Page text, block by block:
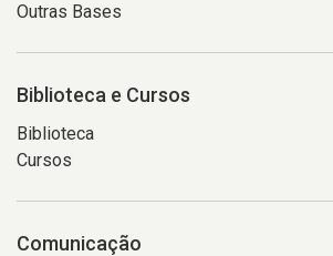
Outras Bases
Biblioteca e Cursos
Biblioteca
Cursos
Comunicação